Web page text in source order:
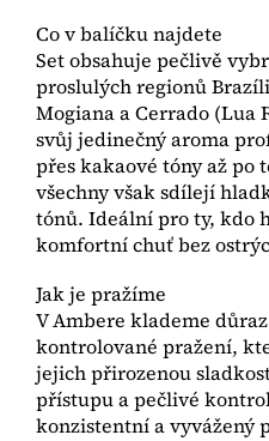
Co v balíčku najdete
Set obsahuje pečlivě
proslulých regionů
Mogiana a Cerrado (Lua
svůj jedinečný aroma
přes kakaové tóny až po
všechny však sdílejí
tónů. Ideální pro ty, kdo
komfortní chuť bez
Jak je pražíme
V Ambere klademe
kontrolované pražení,
jejich přirozenou
přístupu a pečlivé
konzistentní a vyvážený